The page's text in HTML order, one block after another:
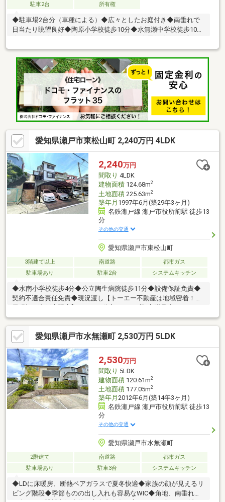
駐車2台
所有権
◆駐車場2台分（車種による）◆広々としたお庭付き◆南垂れで
日当たり眺望良好◆陶原小学校徒歩10分◆水無瀬中学校徒歩10分
エー不動産は地域密着！ 尾張旭・瀬戸専門店】●LIXIL不動産シ
ョップ顧客満足度93.7％！●地域情報盛りだくさん！ 名古屋市内
や近郊市町村からの転居のご相談もOK●キッズスペース完備！●営
業全員が宅地建物取引士！●住宅ローン承認実績多数！ 資金計
画もお任せください●リフォーム、リノベーション工事もまとめ
てサポート！●物件のマイナスポイントもちゃんとご説明！ ハ
ザード情報もチェック！
愛知県瀬戸市東松山町 2,240万円 4LDK
2,240万円
間取り 4LDK
建物面積124.68m2
土地面積225.63m2
築年月 1997年6月(築29年3ヶ月)
名鉄瀬戸線 瀬戸市役所前駅 徒歩13
分
その他の交通
愛知県瀬戸市東松山町
3階建て以上 南道路
都市ガス
駐車場あり
駐車2台 システムキッチン
◆水南小学校徒歩4分◆公立陶生病院徒歩11分◆設備保証免責◆
契約不適合責任免責◆現況渡し【トーエー不動産は地域密着！
地域情報盛りだくさん！ 名古屋市内や近郊市町村からの転居の
ご相談もOK。●営業全員が宅地建物取引士！●ホームページには常
時300件以上の情報！●住宅ローン承認実績多数！ 資金計画もお
任せください●リフォーム、リノベーションもまとめてサポー
ト！●物件のマイナスポイントもちゃんとご説明！ ハザード情
報もチェック！
愛知県瀬戸市水無瀬町 2,530万円 5LDK
2,530万円
間取り 5LDK
建物面積120.61m2
土地面積177.05m2
築年月 2012年6月(築14年3ヶ月)
名鉄瀬戸線 瀬戸市役所前駅 徒歩13
分
その他の交通
愛知県瀬戸市水無瀬町
2階建て 南道路
都市ガス
駐車場あり
駐車3台 システムキッチン
◆LDに床暖房、断熱ペアガラスで夏冬快適◆家族の顔が見えるリ
ビング階段◆季節ものの出し入れも容易なWIC◆角地、南垂れで